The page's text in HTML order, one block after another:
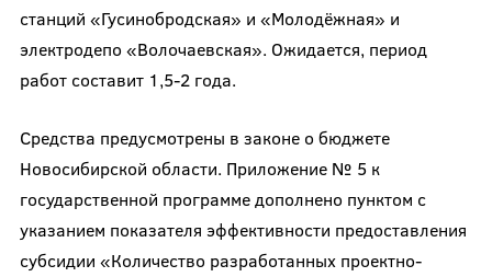
станций «Гусинобродская» и «Молодёжная» и
электродепо «Волочаевская». Ожидается, период
работ составит 1,5-2 года.
Средства предусмотрены в законе о бюджете
Новосибирской области. Приложение № 5 к
государственной программе дополнено пунктом с
указанием показателя эффективности предоставления
субсидии «Количество разработанных проектно-